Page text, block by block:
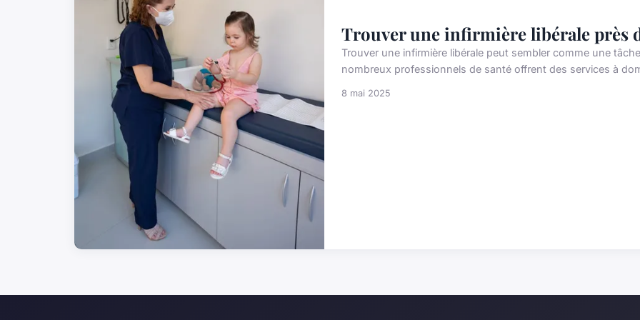
Trouver une infirmière libérale près
Trouver une infirmière libérale peut sembler comme une
nombreux professionnels de santé offrent des services à
8 mai 2025